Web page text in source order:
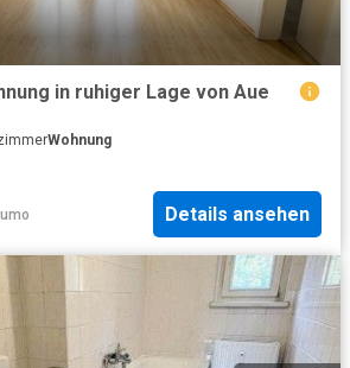
in ruhiger Lage von Aue
Wohnung
Details ansehen